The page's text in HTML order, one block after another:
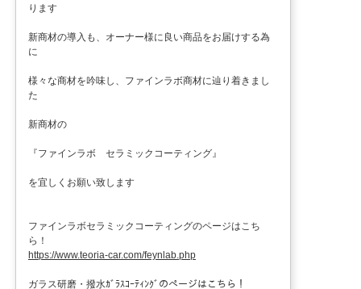
ります
新商材の導入も、オーナー様に良い商品をお届けする為
に
様々な商材を吟味し、ファインラボ商材に辿り着きまし
た
新商材の
『ファインラボ セラミックコーティング』
を宜しくお願い致します
ファインラボセラミックコーティングのページはこち
ら！
https://www.teoria-car.com/feynlab.php
ガラス研磨・撥水ｶﾞﾗｽｺｰﾃｨﾝｸﾞのページはこちら！